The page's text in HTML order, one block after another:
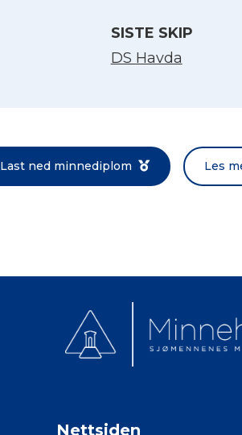
SISTE SKIP
DS Havda
Last ned minnediplom Les
Nettsiden
English